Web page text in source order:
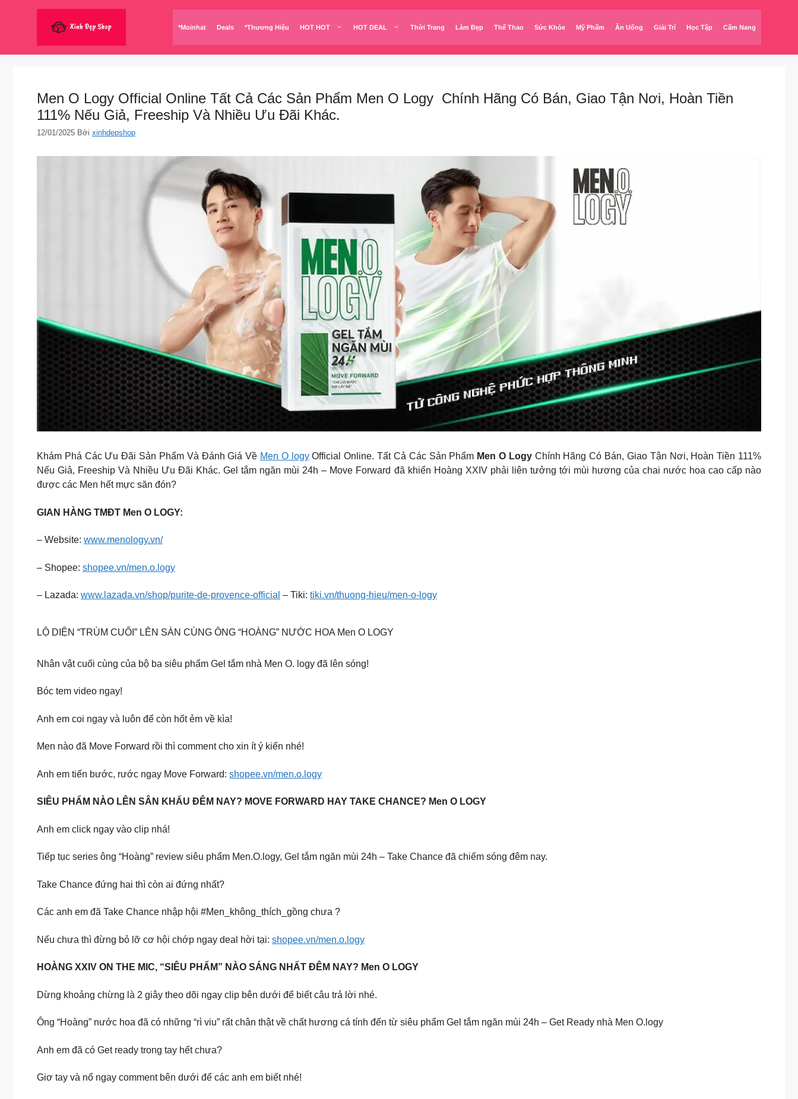
*Moinhat Deals *Thương Hiệu HOT HOT HOT DEAL Thời Trang Làm Đẹp Thể Thao Sức Khỏe Mỹ Phẩm Ăn Uống Giải Trí Học Tập Cẩm Nang
Men O Logy Official Online Tất Cả Các Sản Phẩm Men O Logy Chính Hãng Có Bán, Giao Tận Nơi, Hoàn Tiền
111% Nếu Giả, Freeship Và Nhiều Ưu Đãi Khác.
12/01/2025 Bởi xinhdepshop
Khám Phá Các Ưu Đãi Sản Phẩm Và Đánh Giá Về Men O logyOfficial Online. Tất Cả Các Sản Phẩm Men O LogyChính Hãng Có Bán, Giao Tận Nơi, Hoàn Tiền 111%
Nếu Giả, Freeship Và Nhiều Ưu Đãi Khác. Gel tắm ngăn mùi 24h – Move Forward đã khiến Hoàng XXIV phải liên tưởng tới mùi hương của chai nước hoa cao cấp nào
được các Men hết mực săn đón?
GIAN HÀNG TMĐT Men O LOGY:
– Website: www.menology.vn/
– Shopee: shopee.vn/men.o.logy
– Lazada: www.lazada.vn/shop/purite-de-provence-official – Tiki: tiki.vn/thuong-hieu/men-o-logy
LỘ DIỆN “TRÙM CUỐI” LÊN SÀN CÙNG ÔNG “HOÀNG” NƯỚC HOA Men O LOGY
Nhân vật cuối cùng của bộ ba siêu phẩm Gel tắm nhà Men O. logy đã lên sóng!
Bóc tem video ngay!
Anh em coi ngay và luôn để còn hốt ẻm về kìa!
Men nào đã Move Forward rồi thì comment cho xin ít ý kiến nhé!
Anh em tiến bước, rước ngay Move Forward: shopee.vn/men.o.logy
SIÊU PHẨM NÀO LÊN SÂN KHẤU ĐÊM NAY? MOVE FORWARD HAY TAKE CHANCE? Men O LOGY
Anh em click ngay vào clip nhá!
Tiếp tục series ông “Hoàng” review siêu phẩm Men.O.logy, Gel tắm ngăn mùi 24h – Take Chance đã chiếm sóng đêm nay.
Take Chance đứng hai thì còn ai đứng nhất?
Các anh em đã Take Chance nhập hội #Men_không_thích_gồng chưa ?
Nếu chưa thì đừng bỏ lỡ cơ hội chớp ngay deal hời tại: shopee.vn/men.o.logy
HOÀNG XXIV ON THE MIC, “SIÊU PHẨM” NÀO SÁNG NHẤT ĐÊM NAY? Men O LOGY
Dừng khoảng chừng là 2 giây theo dõi ngay clip bên dưới để biết câu trả lời nhé.
Ông “Hoàng” nước hoa đã có những “rì viu” rất chân thật về chất hương cá tính đến từ siêu phẩm Gel tắm ngăn mùi 24h – Get Ready nhà Men O.logy
Anh em đã có Get ready trong tay hết chưa?
Giơ tay và nổ ngay comment bên dưới để các anh em biết nhé!